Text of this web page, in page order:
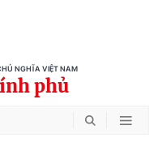
NGHĨA VIỆT NAM
phủ